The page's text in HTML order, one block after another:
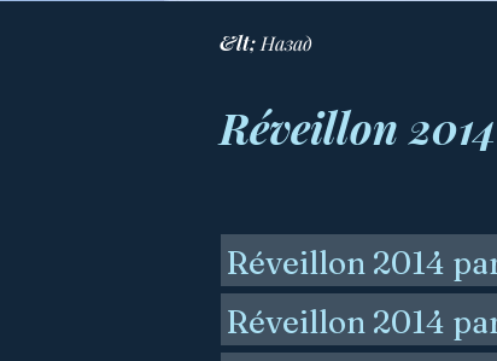
&lt; Назад
Réveillon 2014
Réveillon 2014
Réveillon 2014